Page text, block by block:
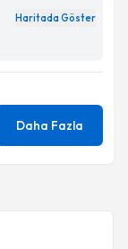
belirtilen
Haritada Göster
Daha Fazla